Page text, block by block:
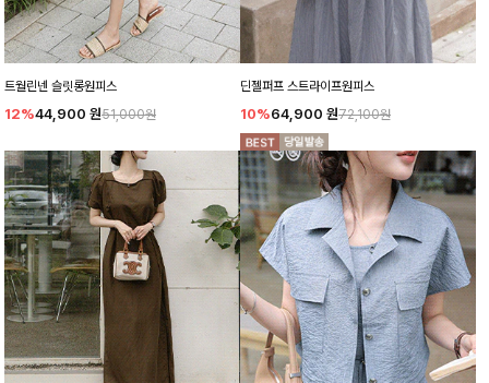
트월린넨 슬릿롱원피스
12%44,900 원51,000원
딘젤퍼프 스트라이프원피스
10%64,900 원72,100원